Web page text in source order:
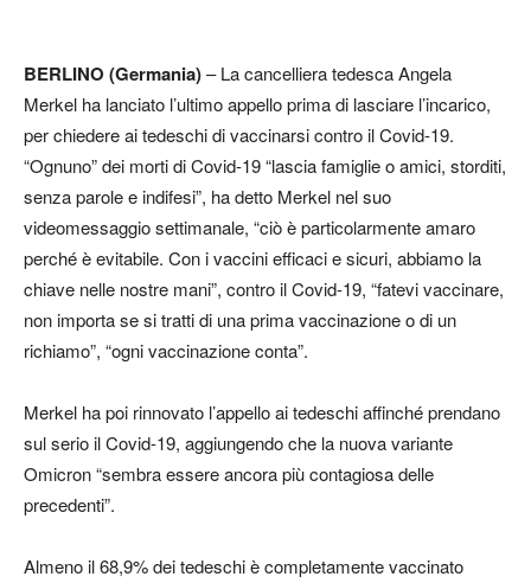
BERLINO (Germania)– La cancelliera tedesca Angela
Merkel ha lanciato l’ultimo appello prima di lasciare l’incarico,
per chiedere ai tedeschi di vaccinarsi contro il Covid-19.
“Ognuno” dei morti di Covid-19 “lascia famiglie o amici, storditi,
senza parole e indifesi”, ha detto Merkel nel suo
videomessaggio settimanale, “ciò è particolarmente amaro
perché è evitabile. Con i vaccini efficaci e sicuri, abbiamo la
chiave nelle nostre mani”, contro il Covid-19, “fatevi vaccinare,
non importa se si tratti di una prima vaccinazione o di un
richiamo”, “ogni vaccinazione conta”.
Merkel ha poi rinnovato l’appello ai tedeschi affinché prendano
sul serio il Covid-19, aggiungendo che la nuova variante
Omicron “sembra essere ancora più contagiosa delle
precedenti”.
Almeno il 68,9% dei tedeschi è completamente vaccinato